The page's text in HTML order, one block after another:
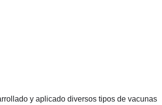
y aplicado diversos tipos de vacunas